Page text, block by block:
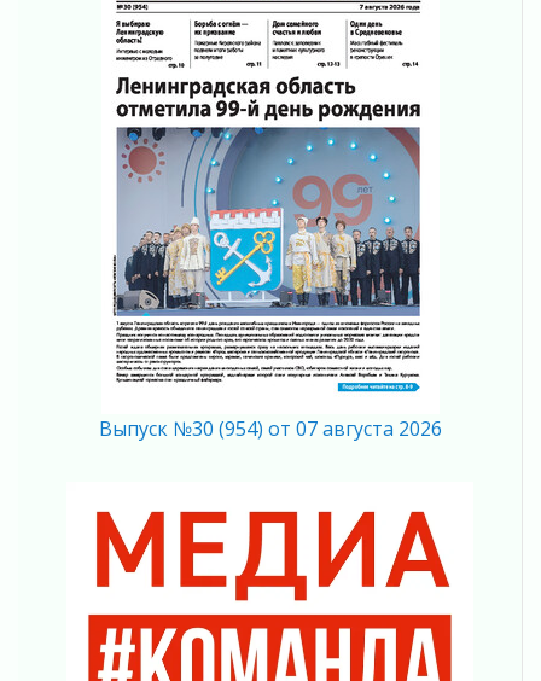
05 августа 2026
На лидирующих позициях
04 августа 2026
Итоги конкурса «Лучший работник
Кадрового центра – 2026» подведены!
04 августа 2026
Ставка на дисциплину на перекрестках
В Ленобласти растет потребление
мобильного трафика
04 августа 2026
Полумрак бьёт по карману
04 августа 2026
Вниманию автомобилистов!
Память, сталь и музыка
04 августа 2026
Никакого принуждения, только письменное
согласие
04 августа 2026
Без риска для здоровья и кошелька
04 августа 2026
Выпуск №30 (954) от 07 августа 2026